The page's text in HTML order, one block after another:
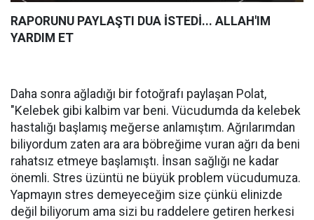
RAPORUNU PAYLAŞTI DUA İSTEDİ... ALLAH'IM
YARDIM ET
Daha sonra ağladığı bir fotoğrafı paylaşan Polat,
"Kelebek gibi kalbim var beni. Vücudumda da kelebek
hastalığı başlamış meğerse anlamıştım. Ağrılarımdan
biliyordum zaten ara ara böbreğime vuran ağrı da beni
rahatsız etmeye başlamıştı. İnsan sağlığı ne kadar
önemli. Stres üzüntü ne büyük problem vücudumuza.
Yapmayın stres demeyeceğim size çünkü elinizde
değil biliyorum ama sizi bu raddelere getiren herkesi